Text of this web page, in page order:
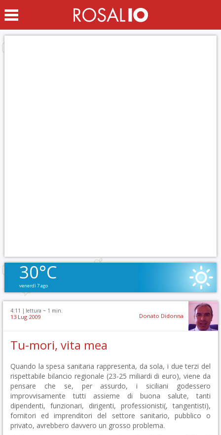
30°C
venerdì 7 ago
4:11 | lettura ~ 1 min.
13 Lug 2009 Donato Didonna
Tu-mori, vita mea
Quando la spesa sanitaria rappresenta, da sola, i due terzi del
rispettabile bilancio regionale (23-25 miliardi di euro), viene da
pensare che se, per assurdo, i siciliani godessero
improvvisamente tutti assieme di buona salute, tanti
dipendenti, funzionari, dirigenti, professionisti(, tangentisti),
fornitori ed imprenditori del settore sanitario, pubblico o
privato, avrebbero davvero un grosso problema.